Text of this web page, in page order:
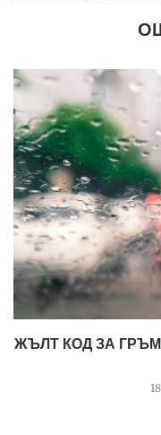
ЖЪЛТ КОД ЗА